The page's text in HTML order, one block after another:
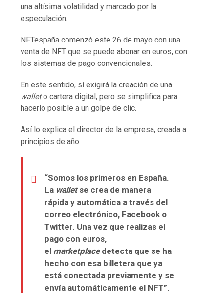
una altísima volatilidad y marcado por la
especulación.
NFTespaña comenzó este 26 de mayo con una
venta de NFT que se puede abonar en euros, con
los sistemas de pago convencionales.
En este sentido, sí exigirá la creación de una
walleto cartera digital, pero se simplifica para
hacerlo posible a un golpe de clic.
Así lo explica el director de la empresa, creada a
principios de año:
“Somos los primeros en España.
La walletse crea de manera
rápida y automática a través del
correo electrónico, Facebook o
Twitter. Una vez que realizas el
pago con euros,
el marketplacedetecta que se ha
hecho con esa billetera que ya
está conectada previamente y se
envía automáticamente el NFT”.